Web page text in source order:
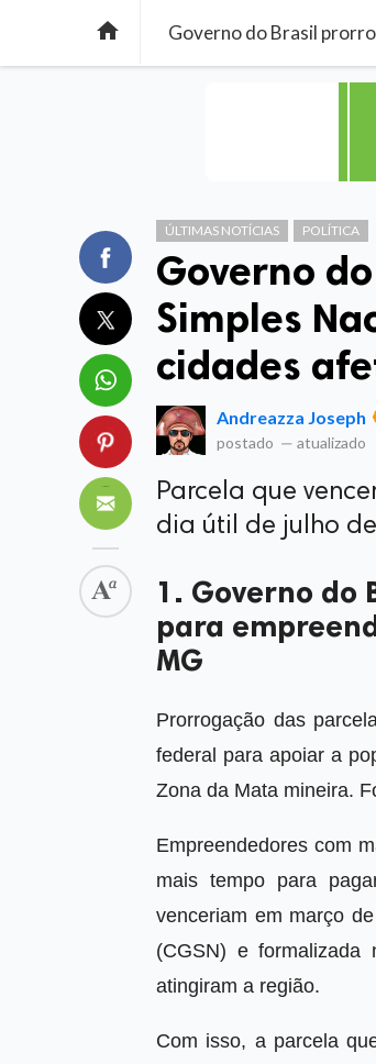

ÚLTIMAS NOTÍCIAS POLÍTICA
Governo
Simples
cidades
Andreazza Joseph
postado — atualizado
Parcela que
dia útil de julho
1. Governo do
para
MG
Prorrogação das
federal para apoiar a
Zona da Mata mineira.
Empreendedores com
mais tempo para
venceriam em março
(CGSN) e formalizada
atingiram a região.
Com isso, a parcela